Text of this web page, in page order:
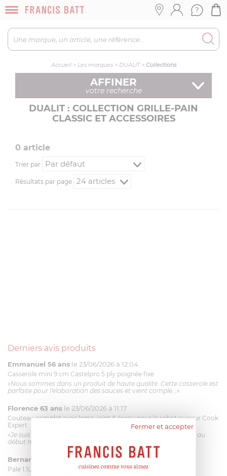
Accueil> Les marques> DUALIT> Collections
AFFINER
votre recherche
DUALIT : COLLECTION GRILLE-PAIN
CLASSIC ET ACCESSOIRES
0 article
Trier par
Résultats par page
Derniers avis produits
Emmanuel 56 ans le 23/06/2026 à 12:04
Casserole mini 9 cm Castelpro 5 ply poignée fixe
«Nous sommes dans un produit de haute qualité. Cette casserole est
parfaite pour l'élaboration des sauces et vient complé...»
Florence 63 ans le 23/06/2026 à 11:17
Couteau complet avec lame, joint & écrou pour le robot cuiseur Cook
Expert
«Je suis satisfaite du couteau Magimix. L'écrou est un peu dur au
début mais ça le fait. La livraison a été très rapide. ...»
Bernard le 23/06/2026 à 09:43
Pale 1.1L pour Glacier Magimix 11031/121/123/124
Fermer et accepter